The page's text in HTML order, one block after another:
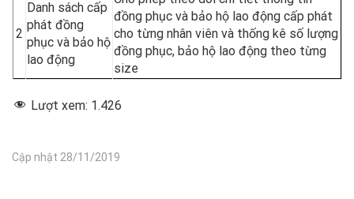
2
Danh sách cấp
phát đồng
phục và bảo hộ
lao động
đồng phục và bảo hộ lao động cấp phát
cho từng nhân viên và thống kê số lượng
đồng phục, bảo hộ lao động theo từng
size
Lượt xem: 1.426
Cập nhật 28/11/2019